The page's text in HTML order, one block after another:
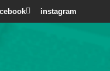
instagram